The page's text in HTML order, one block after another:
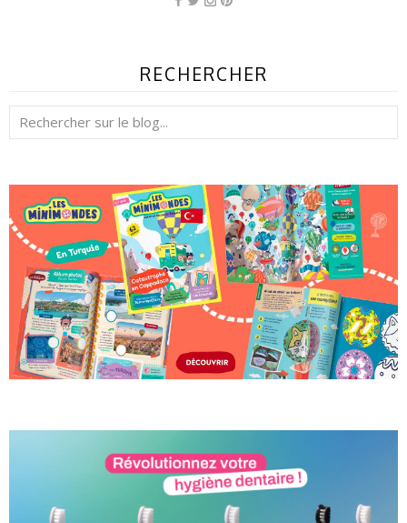
RECHERCHER